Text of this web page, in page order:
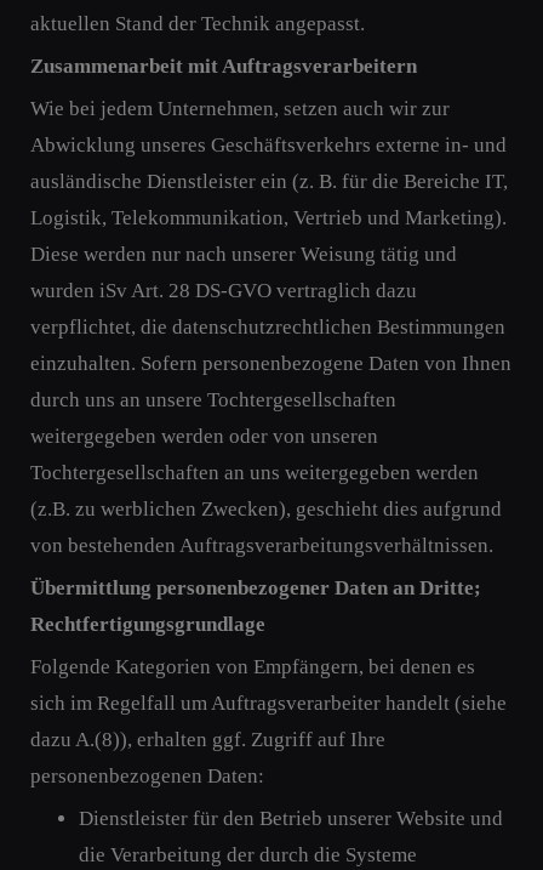
aktuellen Stand der Technik angepasst.
Zusammenarbeit mit Auftragsverarbeitern
Wie bei jedem Unternehmen, setzen auch wir zur
Abwicklung unseres Geschäftsverkehrs externe in- und
ausländische Dienstleister ein (z. B. für die Bereiche IT,
Logistik, Telekommunikation, Vertrieb und Marketing).
Diese werden nur nach unserer Weisung tätig und
wurden iSv Art. 28 DS-GVO vertraglich dazu
verpflichtet, die datenschutzrechtlichen Bestimmungen
einzuhalten. Sofern personenbezogene Daten von Ihnen
durch uns an unsere Tochtergesellschaften
weitergegeben werden oder von unseren
Tochtergesellschaften an uns weitergegeben werden
(z.B. zu werblichen Zwecken), geschieht dies aufgrund
von bestehenden Auftragsverarbeitungsverhältnissen.
Übermittlung personenbezogener Daten an Dritte;
Rechtfertigungsgrundlage
Folgende Kategorien von Empfängern, bei denen es
sich im Regelfall um Auftragsverarbeiter handelt (siehe
dazu A.(8)), erhalten ggf. Zugriff auf Ihre
personenbezogenen Daten:
Dienstleister für den Betrieb unserer Website und
die Verarbeitung der durch die Systeme